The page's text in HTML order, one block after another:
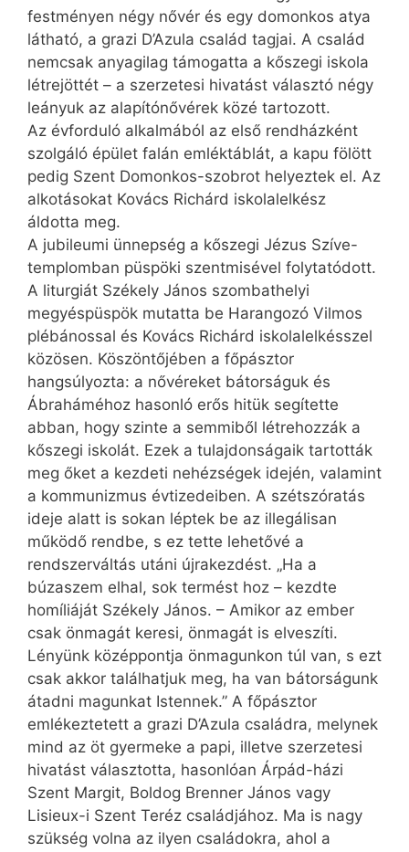
festményen négy nővér és egy domonkos atya
látható, a grazi D’Azula család tagjai. A család
nemcsak anyagilag támogatta a kőszegi iskola
létrejöttét – a szerzetesi hivatást választó négy
leányuk az alapítónővérek közé tartozott.
Az évforduló alkalmából az első rendházként
szolgáló épület falán emléktáblát, a kapu fölött
pedig Szent Domonkos-szobrot helyeztek el. Az
alkotásokat Kovács Richárd iskolalelkész
áldotta meg.
A jubileumi ünnepség a kőszegi Jézus Szíve-
templomban püspöki szentmisével folytatódott.
A liturgiát Székely János szombathelyi
megyéspüspök mutatta be Harangozó Vilmos
plébánossal és Kovács Richárd iskolalelkésszel
közösen. Köszöntőjében a főpásztor
hangsúlyozta: a nővéreket bátorságuk és
Ábraháméhoz hasonló erős hitük segítette
abban, hogy szinte a semmiből létrehozzák a
kőszegi iskolát. Ezek a tulajdonságaik tartották
meg őket a kezdeti nehézségek idején, valamint
a kommunizmus évtizedeiben. A szétszóratás
ideje alatt is sokan léptek be az illegálisan
működő rendbe, s ez tette lehetővé a
rendszerváltás utáni újrakezdést. „Ha a
búzaszem elhal, sok termést hoz – kezdte
homíliáját Székely János. – Amikor az ember
csak önmagát keresi, önmagát is elveszíti.
Lényünk középpontja önmagunkon túl van, s ezt
csak akkor találhatjuk meg, ha van bátorságunk
átadni magunkat Istennek.” A főpásztor
emlékeztetett a grazi D’Azula családra, melynek
mind az öt gyermeke a papi, illetve szerzetesi
hivatást választotta, hasonlóan Árpád-házi
Szent Margit, Boldog Brenner János vagy
Lisieux-i Szent Teréz családjához. Ma is nagy
szükség volna az ilyen családokra, ahol a